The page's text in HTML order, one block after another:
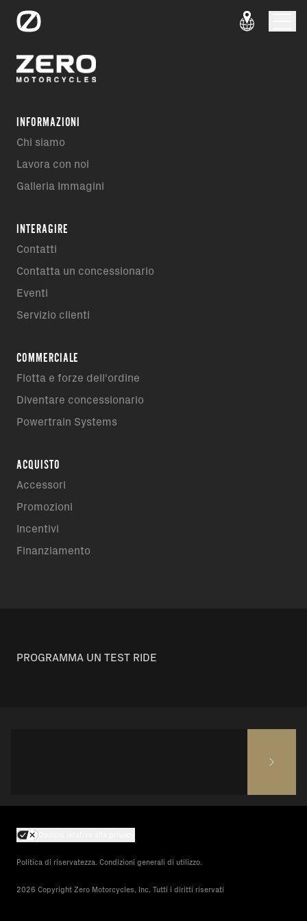
INFORMAZIONI
Chi siamo
Lavora con noi
Galleria Immagini
INTERAGIRE
Contatti
Contatta un concessionario
Eventi
Servizio clienti
COMMERCIALE
Flotta e forze dell'ordine
Diventare concessionario
Powertrain Systems
ACQUISTO
Accessori
Promozioni
Incentivi
Finanziamento
PROGRAMMA UN TEST RIDE
Politica di riservatezza. Condizioni generali di utilizzo.
2026 Copyright Zero Motorcycles, Inc. Tutti i diritti riservati